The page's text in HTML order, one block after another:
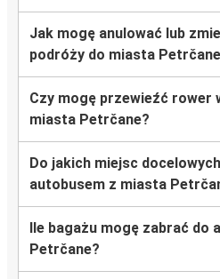
Jak mogę anulować lub
podróży do miasta
Czy mogę przewieźć rower
miasta Petrčane?
Do jakich miejsc
autobusem z miasta
Ile bagażu mogę zabrać do
Petrčane?